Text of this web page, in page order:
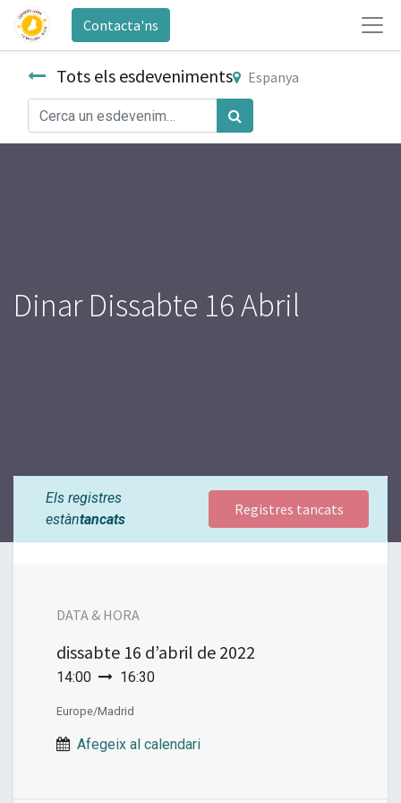
Contacta'ns
Tots els esdeveniments Espanya
Dinar Dissabte 16 Abril
Els registres
estàntancats
Registres tancats
DATA & HORA
dissabte 16 d’abril de 2022
14:00 16:30
Europe/Madrid
Afegeix al calendari